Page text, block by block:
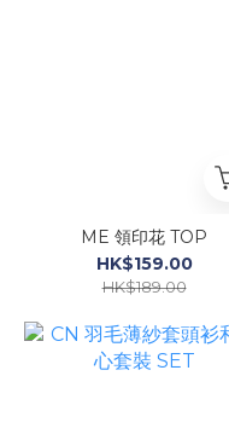
ME 領印花 TOP
HK$159.00
HK$189.00